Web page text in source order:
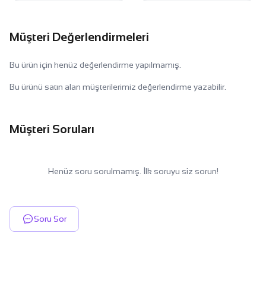
Müşteri Değerlendirmeleri
Bu ürün için henüz değerlendirme yapılmamış.
Bu ürünü satın alan müşterilerimiz değerlendirme yazabilir.
Müşteri Soruları
Henüz soru sorulmamış. İlk soruyu siz sorun!
Soru Sor